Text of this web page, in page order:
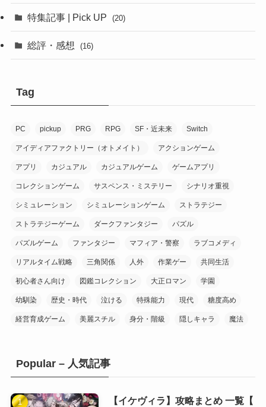
(1)
(6)
(1)
(2)
(1) (1)
(1)
(20)
(1)
(1)
(10)
(6)
(8)
(8)
(9)
(7)
(10)
(1)
特集記事 | Pick UP (20)
総評・感想 (16)
Tag
PC pickup PRG RPG SF・近未来 Switch
アイディアファクトリー（オトメイト） アクションゲーム
アプリ カジュアル カジュアルゲーム ゲームアプリ
コレクションゲーム サスペンス・ミステリー シナリオ重視
シミュレーション シミュレーションゲーム ストラテジー
ストラテジーゲーム ダークファンタジー パズル
パズルゲーム ファンタジー マフィア・警察 ラブコメディ
リアルタイム戦略 三角関係 人外 作業ゲー 共同生活
初心者さん向け 図鑑コレクション 大正ロマン 学園
幼馴染 歴史・時代 泣ける 特殊能力 現代 糖度高め
経営育成ゲーム 美麗スチル 身分・階級 隠しキャラ 魔法
Popular – 人気記事
【イケヴィラ】攻略まとめ 一覧【